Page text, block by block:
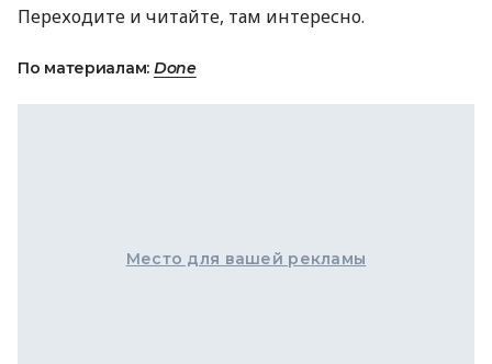
Переходите и читайте, там интересно.
По материалам: Done
Место для вашей рекламы